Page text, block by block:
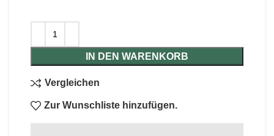
IN DEN WARENKORB
Vergleichen
Zur Wunschliste hinzufügen.